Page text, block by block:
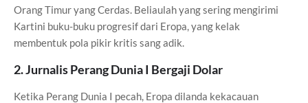
Orang Timur yang Cerdas. Beliaulah yang sering mengirimi
Kartini buku-buku progresif dari Eropa, yang kelak
membentuk pola pikir kritis sang adik.
2. Jurnalis Perang Dunia I Bergaji Dolar
Ketika Perang Dunia I pecah, Eropa dilanda kekacauan